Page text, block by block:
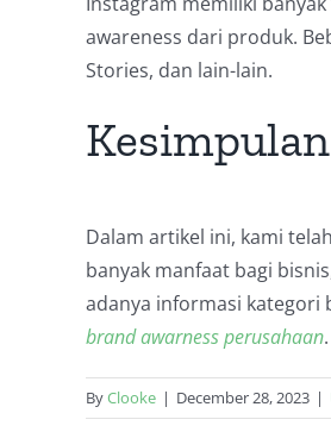
awareness dari produk.
Stories, dan lain-lain.
Kesimpulan
Dalam artikel ini, kami
banyak manfaat bagi
adanya informasi kategori
brand awarness perusahaan.
ByClooke | December 28, 2023 |